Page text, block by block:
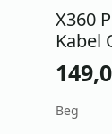
X360
Kabel
Beg